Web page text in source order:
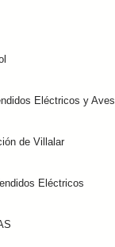
Eléctricos y Aves
de Villalar
Eléctricos